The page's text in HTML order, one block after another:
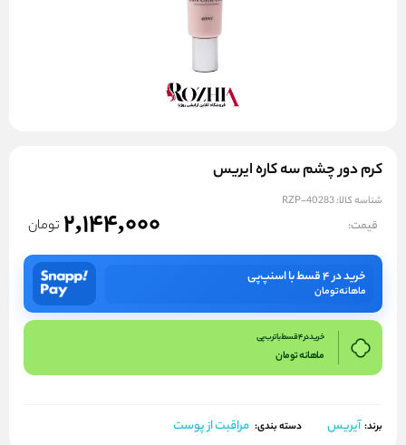
کرم دور چشم سه کاره ایریس
شناسه کالا:RZP-40283
قیمت: 2,144,000 تومان
خرید در ۴ قسط با اسنپ‌پی
ماهانهتومان
خرید در 4 قسط با ترب پی
ماهانهتومان
برند: آیریس دسته بندی: مراقبت از پوست